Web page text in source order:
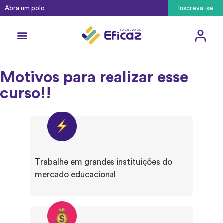
Abra um polo Inscreva-se
Motivos para realizar esse
curso!!
Trabalhe em grandes instituições do
mercado educacional